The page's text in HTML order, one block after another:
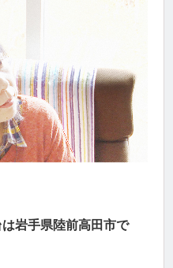
岩手県陸前高田市で